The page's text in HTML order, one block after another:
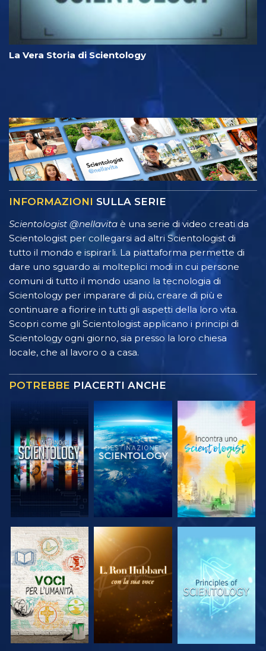
La Vera Storia di Scientology
INFORMAZIONI SULLA SERIE
Scientologist @nellavita è una serie di video creati da
Scientologist per collegarsi ad altri Scientologist di
tutto il mondo e ispirarli. La piattaforma permette di
dare uno sguardo ai molteplici modi in cui persone
comuni di tutto il mondo usano la tecnologia di
Scientology per imparare di più, creare di più e
continuare a fiorire in tutti gli aspetti della loro vita.
Scopri come gli Scientologist applicano i principi di
Scientology ogni giorno, sia presso la loro chiesa
locale, che al lavoro o a casa.
POTREBBE PIACERTI ANCHE
ESPLORA LE
SERIE
ESPLORA LE
SERIE
ESPLORA LE
SERIE